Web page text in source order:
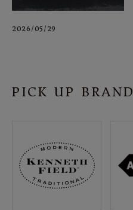
2026/05/29
PICK UP BRAND